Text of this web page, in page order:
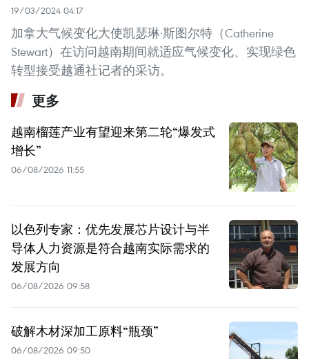
19/03/2024 04:17
加拿大气候变化大使凯瑟琳·斯图尔特（Catherine
Stewart）在访问越南期间就适应气候变化、实现绿色
转型接受越通社记者的采访。
更多
越南榴莲产业有望迎来第二轮“爆发式
增长”
06/08/2026 11:55
以色列专家：优先发展芯片设计与半
导体人力资源是符合越南实际需求的
发展方向
06/08/2026 09:58
破解木材深加工原料“瓶颈”
06/08/2026 09:50